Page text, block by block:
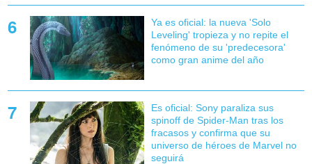
Ya es oficial: la nueva 'Solo
Leveling' tropieza y no repite el
fenómeno de su 'predecesora'
como gran anime del año
Es oficial: Sony paraliza sus
spinoff de Spider-Man tras los
fracasos y confirma que su
universo de héroes de Marvel no
seguirá